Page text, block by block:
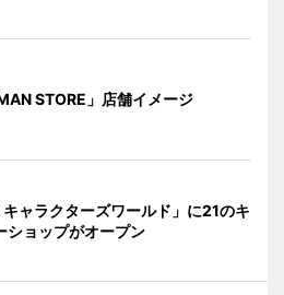
STORE」店舗イメージ
キャラクターズワールド」に21のキ
ショップがオープン